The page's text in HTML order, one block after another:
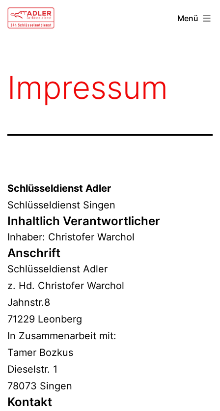
Zum
Inhalt
Schlüsseldienst
Menü
Impressum
Schlüsseldienst Adler
Schlüsseldienst Singen
Inhaltlich Verantwortlicher
Inhaber: Christofer Warchol
Anschrift
Schlüsseldienst Adler
z. Hd. Christofer Warchol
Jahnstr.8
71229 Leonberg
In Zusammenarbeit mit:
Tamer Bozkus
Dieselstr. 1
78073 Singen
Kontakt